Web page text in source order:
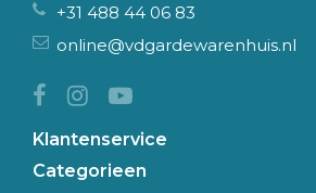
+31 488 44 06 83
online@vdgardewarenhuis.nl
Klantenservice
Categorieen